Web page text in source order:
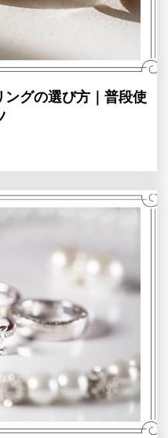
ングの選び方｜普段使